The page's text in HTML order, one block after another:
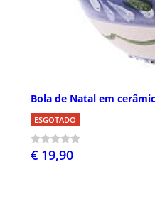
Bola de Natal em
ESGOTADO
€ 19,90